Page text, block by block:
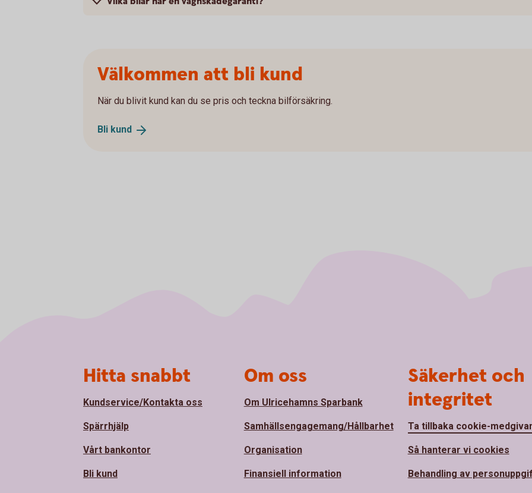
Välkommen att bli kund
När du blivit kund kan du se pris och teckna bilförsäkring.
Bli kund
Hitta snabbt
Kundservice/Kontakta oss
Spärrhjälp
Vårt bankontor
Bli kund
Om oss
Om Ulricehamns Sparbank
Samhällsengagemang/Hållbarhet
Organisation
Finansiell information
Säkerhet och
integritet
Ta tillbaka cookie-
Så hanterar vi cookies
Behandling av